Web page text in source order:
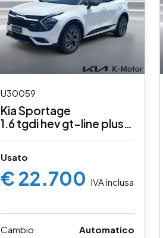
U30059
Kia Sportage
1.6 tgdi hev gt-line plus
Usato
€ 22.700 IVA inclusa
Cambio
Automatico